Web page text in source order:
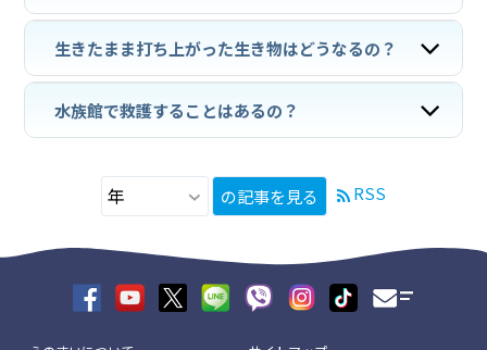
生きたまま打ち上がった生き物はどうなるの？
水族館で救護することはあるの？
の記事を見る RSS